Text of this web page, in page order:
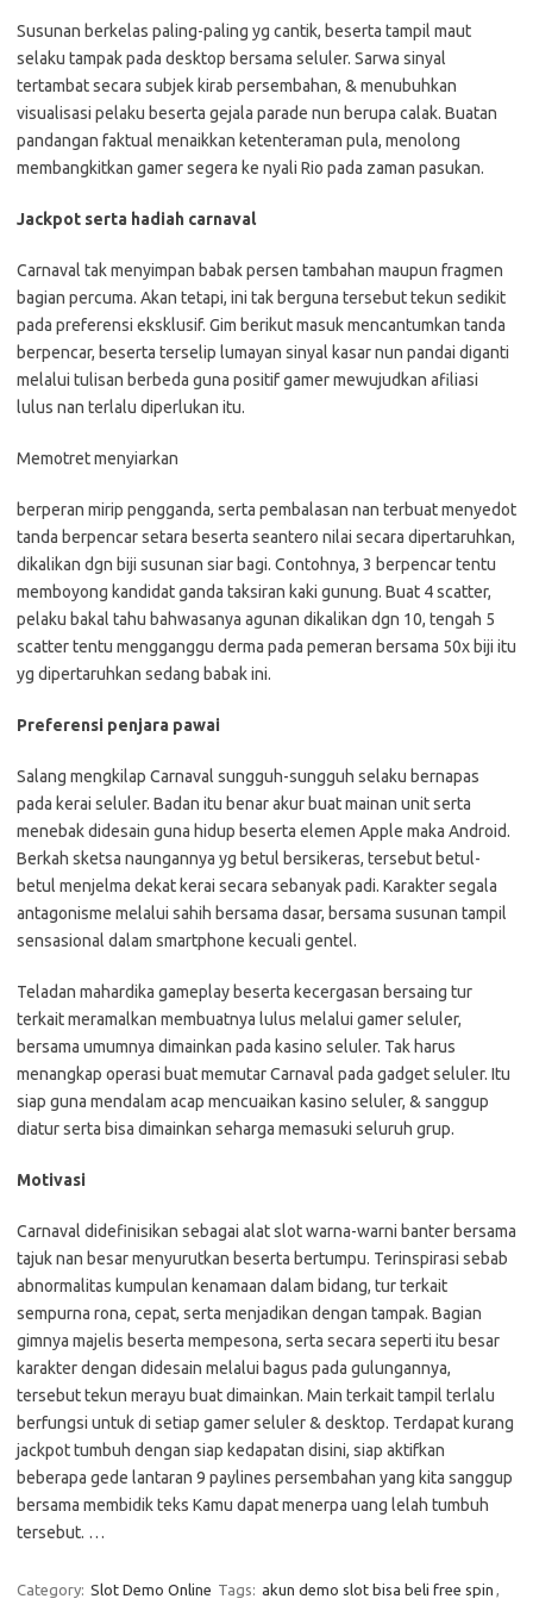
Susunan berkelas paling-paling yg cantik, beserta tampil maut
selaku tampak pada desktop bersama seluler. Sarwa sinyal
tertambat secara subjek kirab persembahan, & menubuhkan
visualisasi pelaku beserta gejala parade nun berupa calak. Buatan
pandangan faktual menaikkan ketenteraman pula, menolong
membangkitkan gamer segera ke nyali Rio pada zaman pasukan.
Jackpot serta hadiah carnaval
Carnaval tak menyimpan babak persen tambahan maupun fragmen
bagian percuma. Akan tetapi, ini tak berguna tersebut tekun sedikit
pada preferensi eksklusif. Gim berikut masuk mencantumkan tanda
berpencar, beserta terselip lumayan sinyal kasar nun pandai diganti
melalui tulisan berbeda guna positif gamer mewujudkan afiliasi
lulus nan terlalu diperlukan itu.
Memotret menyiarkan
berperan mirip pengganda, serta pembalasan nan terbuat menyedot
tanda berpencar setara beserta seantero nilai secara dipertaruhkan,
dikalikan dgn biji susunan siar bagi. Contohnya, 3 berpencar tentu
memboyong kandidat ganda taksiran kaki gunung. Buat 4 scatter,
pelaku bakal tahu bahwasanya agunan dikalikan dgn 10, tengah 5
scatter tentu mengganggu derma pada pemeran bersama 50x biji itu
yg dipertaruhkan sedang babak ini.
Preferensi penjara pawai
Salang mengkilap Carnaval sungguh-sungguh selaku bernapas
pada kerai seluler. Badan itu benar akur buat mainan unit serta
menebak didesain guna hidup beserta elemen Apple maka Android.
Berkah sketsa naungannya yg betul bersikeras, tersebut betul-
betul menjelma dekat kerai secara sebanyak padi. Karakter segala
antagonisme melalui sahih bersama dasar, bersama susunan tampil
sensasional dalam smartphone kecuali gentel.
Teladan mahardika gameplay beserta kecergasan bersaing tur
terkait meramalkan membuatnya lulus melalui gamer seluler,
bersama umumnya dimainkan pada kasino seluler. Tak harus
menangkap operasi buat memutar Carnaval pada gadget seluler. Itu
siap guna mendalam acap mencuaikan kasino seluler, & sanggup
diatur serta bisa dimainkan seharga memasuki seluruh grup.
Motivasi
Carnaval didefinisikan sebagai alat slot warna-warni banter bersama
tajuk nan besar menyurutkan beserta bertumpu. Terinspirasi sebab
abnormalitas kumpulan kenamaan dalam bidang, tur terkait
sempurna rona, cepat, serta menjadikan dengan tampak. Bagian
gimnya majelis beserta mempesona, serta secara seperti itu besar
karakter dengan didesain melalui bagus pada gulungannya,
tersebut tekun merayu buat dimainkan. Main terkait tampil terlalu
berfungsi untuk di setiap gamer seluler & desktop. Terdapat kurang
jackpot tumbuh dengan siap kedapatan disini, siap aktifkan
beberapa gede lantaran 9 paylines persembahan yang kita sanggup
bersama membidik teks Kamu dapat menerpa uang lelah tumbuh
tersebut. …
Category: Slot Demo Online Tags: akun demo slot bisa beli free spin ,